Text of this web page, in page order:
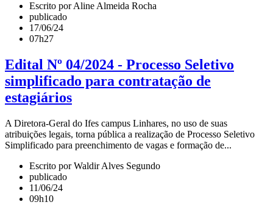
Escrito por Aline Almeida Rocha
publicado
17/06/24
07h27
Edital Nº 04/2024 - Processo Seletivo
simplificado para contratação de
estagiários
A Diretora-Geral do Ifes campus Linhares, no uso de suas
atribuições legais, torna pública a realização de Processo Seletivo
Simplificado para preenchimento de vagas e formação de...
Escrito por Waldir Alves Segundo
publicado
11/06/24
09h10